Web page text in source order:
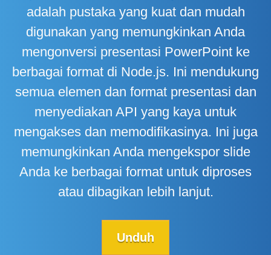
adalah pustaka yang kuat dan mudah
digunakan yang memungkinkan Anda
mengonversi presentasi PowerPoint ke
berbagai format di Node.js. Ini mendukung
semua elemen dan format presentasi dan
menyediakan API yang kaya untuk
mengakses dan memodifikasinya. Ini juga
memungkinkan Anda mengekspor slide
Anda ke berbagai format untuk diproses
atau dibagikan lebih lanjut.
Unduh